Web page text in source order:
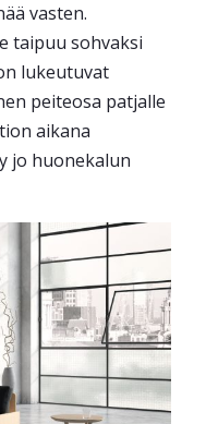
vasten.
taipuu sohvaksi
lukeutuvat
peiteosa patjalle
aikana
jo huonekalun